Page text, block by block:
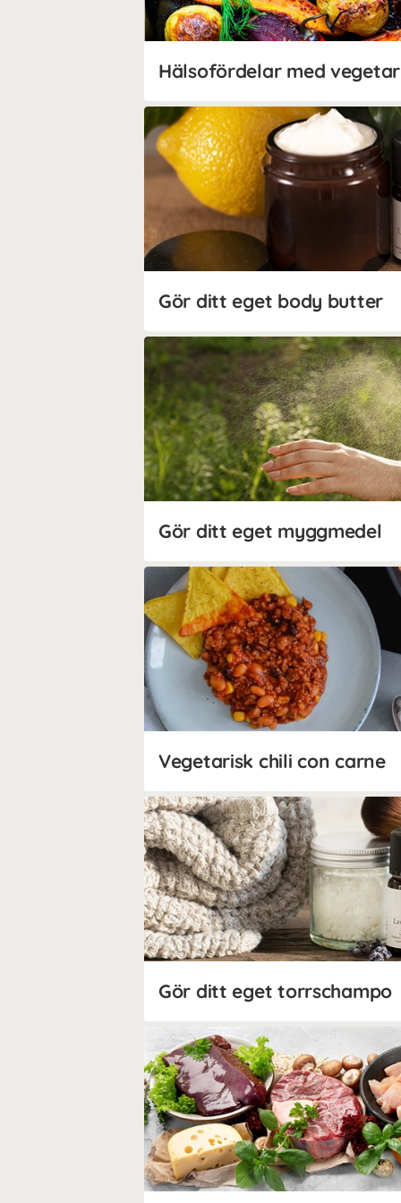
Hälsofördelar med
Gör ditt eget body butter
Gör ditt eget myggmedel
Vegetarisk chili con carne
Gör ditt eget torrschampo